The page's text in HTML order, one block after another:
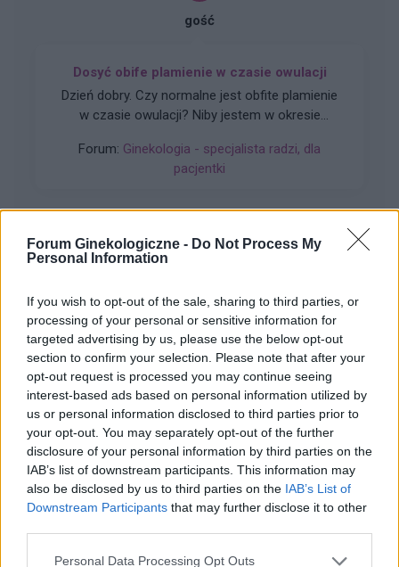
Forum Ginekologiczne - Do Not Process My
Personal Information
If you wish to opt-out of the sale, sharing to third parties, or
processing of your personal or sensitive information for
targeted advertising by us, please use the below opt-out
section to confirm your selection. Please note that after your
opt-out request is processed you may continue seeing
interest-based ads based on personal information utilized by
us or personal information disclosed to third parties prior to
your opt-out. You may separately opt-out of the further
disclosure of your personal information by third parties on the
IAB’s list of downstream participants. This information may
also be disclosed by us to third parties on the IAB’s List of
Downstream Participants that may further disclose it to other
Personal Data Processing Opt Outs
gość
Dosyć obife plamienie w czasie owulacji
Dzień dobry. Czy normalne jest obfite plamienie
w czasie owulacji? Niby jestem w okresie
skrzep krwi i plamie cały czas świeżą krwią.
Czuję w macicy lekkie pieczenie i zastanawiam
Proszę o poradę na co zwrócić uwagę i czy jest
wizytę u ginekologa, gdzie robione było również
Forum: Ginekologia - specjalista radzi, dla
pacjentki
Ryzyko
Dzień dobry, w czwartek miałam stosunek w
sobotę dostałam krwawienie z odstawienia i
trwało do poniedziałku. W niedzielę zaczęłam
nowe opakowanie tabletek pierwsza wzięłam
prawidłowo drogiej w poniedziałek zapomniałam
a we wtorek jak się zorientowałam to wzięłam
dwie. Moje pytanie brzmi jakie jest ryzyko ciąży
w tym przypadku biorąc pod uwagę ten
stosunek z czwartku.
Forum:Antykoncepcja
gość
Qlaira
Co robić ? Zapomniałam tabletki qlaira w 6 dniu.